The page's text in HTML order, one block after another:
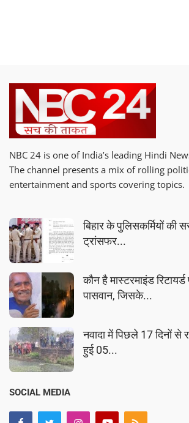
NBC 24 is one of India’s leading Hindi
The channel presents a mix of rolling
entertainment and sports covering topics.
बिहार के पुलिसकर्मियों की
ट्रांसफर...
कौन है मास्टरमाइंड
पासवान, जिसके...
नवादा में पिछले 17 दिनों
हुई 05...
SOCIAL MEDIA